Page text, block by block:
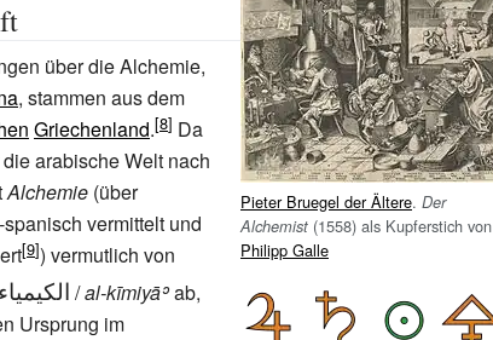
Pieter Bruegel der Ältere. Der
Alchemist (1558) als Kupferstich von
Philipp Galle
über die Alchemie,
, stammen aus dem
Griechenland.
Da
arabische Welt nach
Alchemie (über
vermittelt und
) vermutlich von
الكيمياء /al-kīmiyāʾab,
Ursprung im